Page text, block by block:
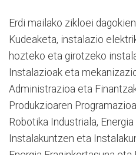
Erdi mailako zikloei
Kudeaketa, instalazio
hozteko eta girotzeko
Instalazioak eta
Administrazioa eta
Produkzioaren
Robotika Industriala,
Instalakuntzen eta